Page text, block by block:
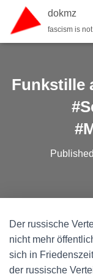
dokmz
fascism is
Funkstille
Der russische
nicht mehr
sich in
der russische